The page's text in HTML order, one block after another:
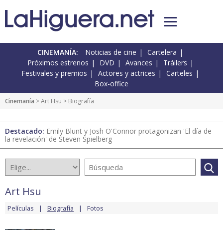
CINEMANÍA: Noticias de cine
Cartelera
Próximos estrenos
DVD Avances
Tráilers
Festivales y premios
Actores y actrices
Carteles
Box-office
Cinemanía >Art Hsu > Biografía
Destacado: Emily Blunt y Josh O'Connor protagonizan 'El día de
la revelación' de Steven Spielberg
Art Hsu
Películas Biografía Fotos